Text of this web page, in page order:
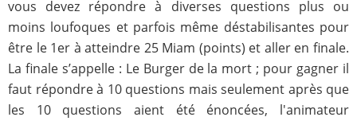
vous devez répondre à diverses questions plus ou
moins loufoques et parfois même déstabilisantes pour
être le 1er à atteindre 25 Miam (points) et aller en finale.
La finale s’appelle : Le Burger de la mort ; pour gagner il
faut répondre à 10 questions mais seulement après que
les 10 questions aient été énoncées, l'animateur